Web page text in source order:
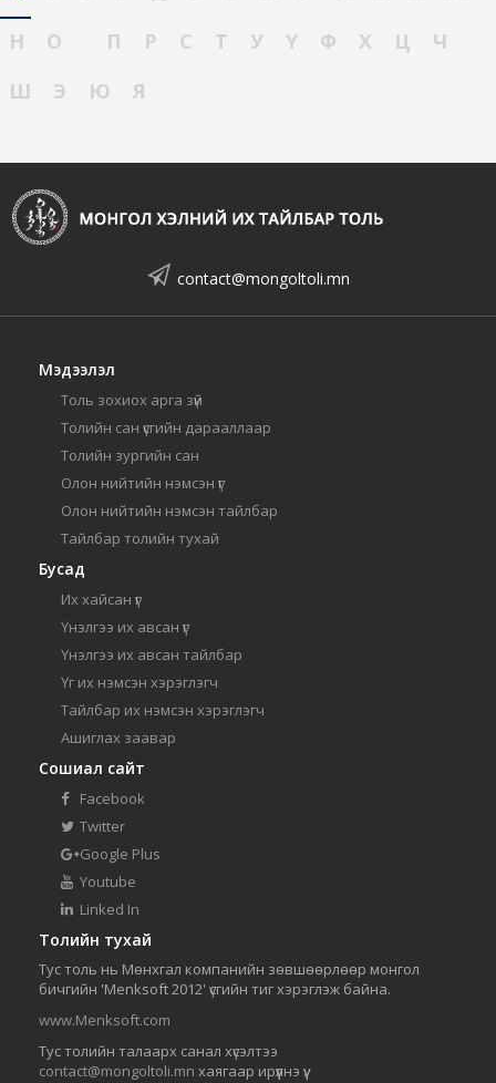
Н
О П Р С Т У Ү Ф Х Ц
Ч
Ш
Э Ю Я
contact@mongoltoli.mn
Мэдээлэл
Толь зохиох арга зүй
Толийн сан үсгийн дарааллаар
Толийн зургийн сан
Олон нийтийн нэмсэн үг
Олон нийтийн нэмсэн тайлбар
Тайлбар толийн тухай
Бусад
Их хайсан үг
Үнэлгээ их авсан үг
Үнэлгээ их авсан тайлбар
Үг их нэмсэн хэрэглэгч
Тайлбар их нэмсэн хэрэглэгч
Ашиглах заавар
Сошиал сайт
Facebook
Twitter
Google Plus
Youtube
Linked In
Толийн тухай
Тус толь нь Мөнхгал компанийн зөвшөөрлөөр монгол
бичгийн 'Menksoft 2012' үсгийн тиг хэрэглэж байна.
www.Menksoft.com
Тус толийн талаарх санал хүсэлтээ
contact@mongoltoli.mn хаягаар ирүүлнэ үү.